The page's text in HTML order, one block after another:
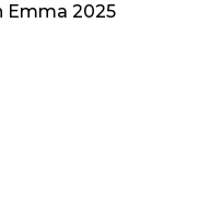
Emma 2025